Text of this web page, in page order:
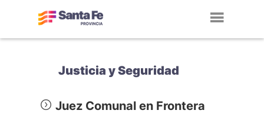
Justicia y Seguridad
Juez Comunal en Frontera